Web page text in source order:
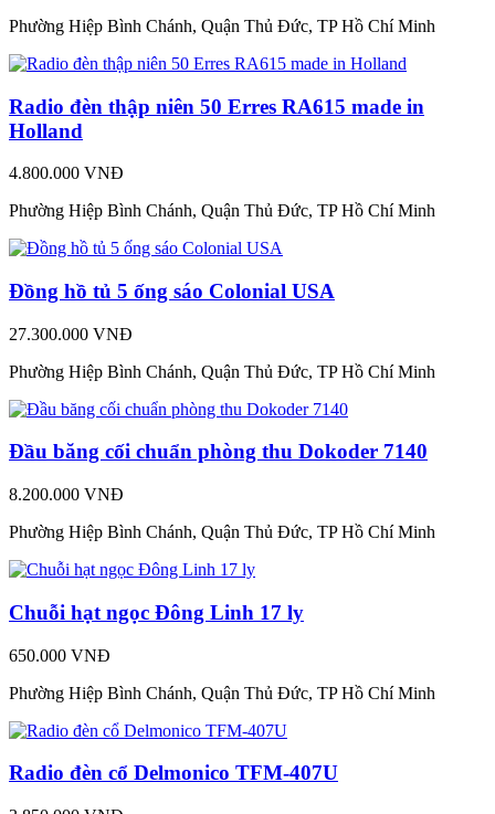
Phường Hiệp Bình Chánh, Quận Thủ Đức, TP Hồ Chí Minh
Radio đèn thập niên 50 Erres RA615 made in
Holland
4.800.000 VNĐ
Phường Hiệp Bình Chánh, Quận Thủ Đức, TP Hồ Chí Minh
Đồng hồ tủ 5 ống sáo Colonial USA
27.300.000 VNĐ
Phường Hiệp Bình Chánh, Quận Thủ Đức, TP Hồ Chí Minh
Đầu băng cối chuẩn phòng thu Dokoder 7140
8.200.000 VNĐ
Phường Hiệp Bình Chánh, Quận Thủ Đức, TP Hồ Chí Minh
Chuỗi hạt ngọc Đông Linh 17 ly
650.000 VNĐ
Phường Hiệp Bình Chánh, Quận Thủ Đức, TP Hồ Chí Minh
Radio đèn cổ Delmonico TFM-407U